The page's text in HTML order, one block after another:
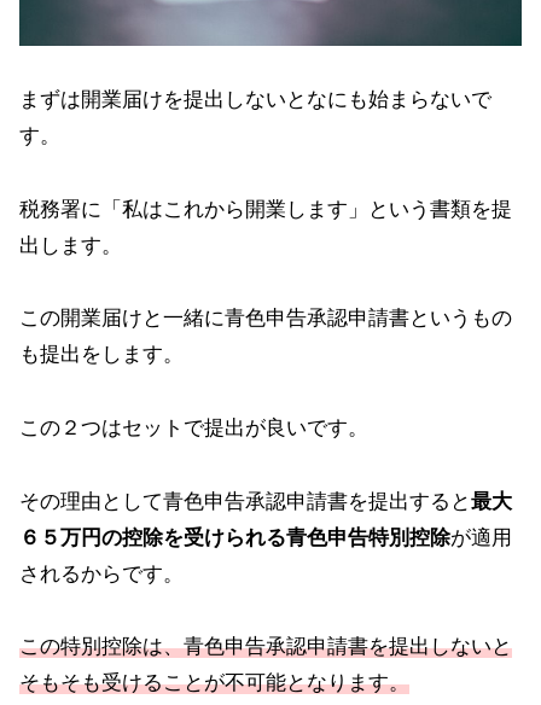
まずは開業届けを提出しないとなにも始まらないで
す。
税務署に「私はこれから開業します」という書類を提
出します。
この開業届けと一緒に青色申告承認申請書というもの
も提出をします。
この２つはセットで提出が良いです。
その理由として青色申告承認申請書を提出すると最大
６５万円の控除を受けられる青色申告特別控除が適用
されるからです。
この特別控除は、青色申告承認申請書を提出しないと
そもそも受けることが不可能となります。